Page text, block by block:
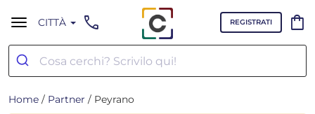
CITTÀ call REGISTRATI shopping_bag
Home / Partner / Peyrano